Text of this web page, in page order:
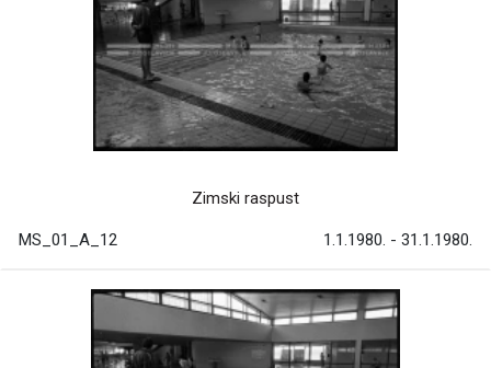
Zimski raspust
MS_01_A_12 1.1.1980. - 31.1.1980.